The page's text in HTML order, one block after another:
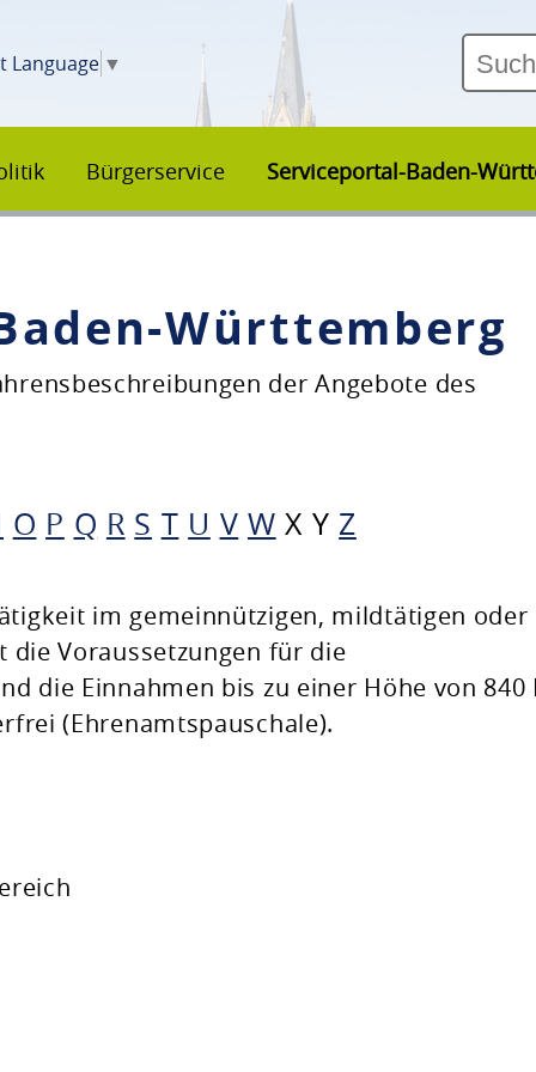
Language ▼
Bürgerservice Serviceportal-Baden-
Württemberg
der Angebote des
O P Q R S T U V W X Y Z
im gemeinnützigen, mildtätigen oder
die Voraussetzungen für die
die Einnahmen bis zu einer Höhe von 840
(Ehrenamtspauschale).